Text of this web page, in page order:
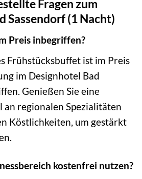
Fragen zum
Sassendorf (1 Nacht)
Preis inbegriffen?
Frühstücksbuffet ist im Preis
im Designhotel Bad
Genießen Sie eine
regionalen Spezialitäten
Köstlichkeiten, um gestärkt
kostenfrei nutzen?